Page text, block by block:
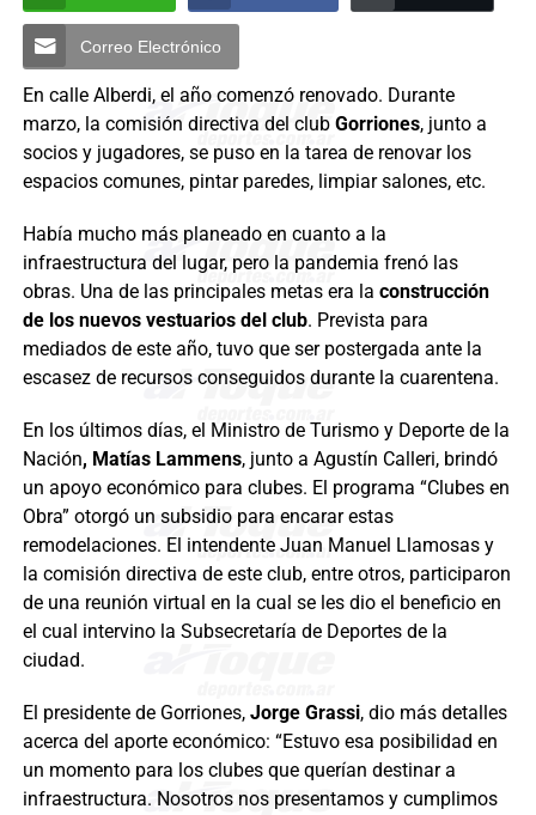
Correo Electrónico
En calle Alberdi, el año comenzó renovado. Durante
marzo, la comisión directiva del club Gorriones, junto a
socios y jugadores, se puso en la tarea de renovar los
espacios comunes, pintar paredes, limpiar salones, etc.
Había mucho más planeado en cuanto a la
infraestructura del lugar, pero la pandemia frenó las
obras. Una de las principales metas era la construcción
de los nuevos vestuarios del club. Prevista para
mediados de este año, tuvo que ser postergada ante la
escasez de recursos conseguidos durante la cuarentena.
En los últimos días, el Ministro de Turismo y Deporte de la
Nación, Matías Lammens, junto a Agustín Calleri, brindó
un apoyo económico para clubes. El programa “Clubes en
Obra” otorgó un subsidio para encarar estas
remodelaciones. El intendente Juan Manuel Llamosas y
la comisión directiva de este club, entre otros, participaron
de una reunión virtual en la cual se les dio el beneficio en
el cual intervino la Subsecretaría de Deportes de la
ciudad.
El presidente de Gorriones, Jorge Grassi, dio más detalles
acerca del aporte económico: “Estuvo esa posibilidad en
un momento para los clubes que querían destinar a
infraestructura. Nosotros nos presentamos y cumplimos